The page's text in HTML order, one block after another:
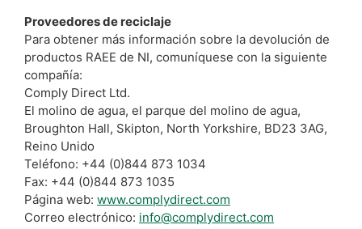
Proveedores de reciclaje
Para obtener más información sobre la devolución de
productos RAEE de NI, comuníquese con la siguiente
compañía:
Comply Direct Ltd.
El molino de agua, el parque del molino de agua,
Broughton Hall, Skipton, North Yorkshire, BD23 3AG,
Reino Unido
Teléfono: +44 (0)844 873 1034
Fax: +44 (0)844 873 1035
Página web: www.complydirect.com
Correo electrónico: info@complydirect.com